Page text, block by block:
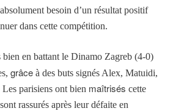
besoin d’un résultat positif
dans cette compétition.
bien en battant le Dinamo Zagreb (4-0)
grâce à des buts signés Alex, Matuidi,
parisiens ont bien maîtrisés cette
rassurés après leur défaite en